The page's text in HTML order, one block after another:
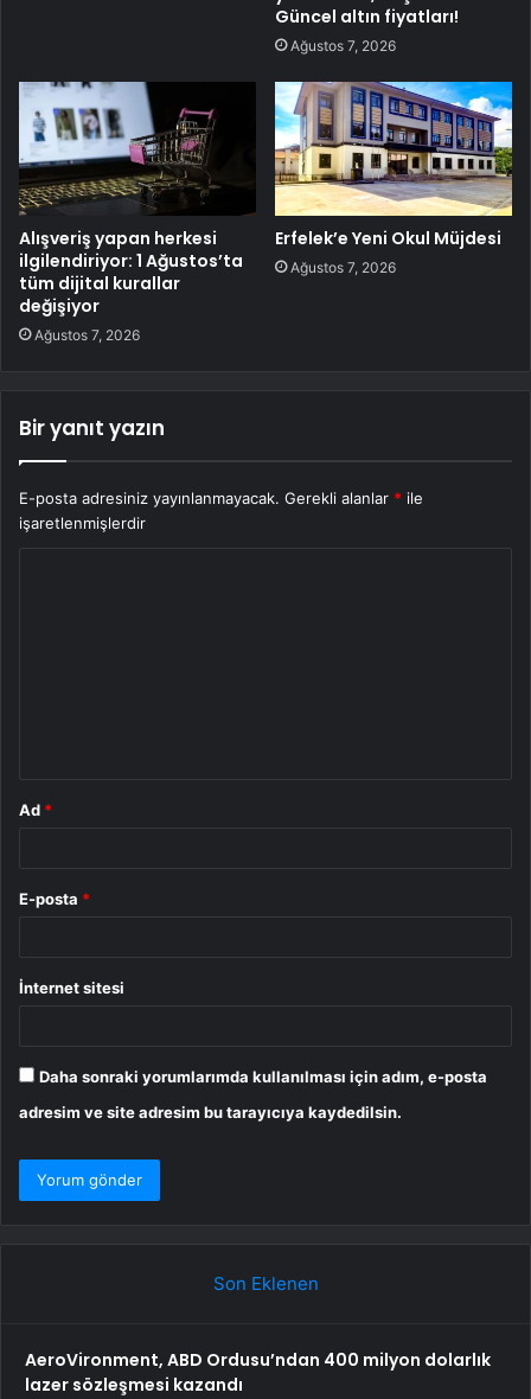
Güncel altın fiyatları!
Ağustos 7, 2026
Alışveriş yapan herkesi
ilgilendiriyor: 1 Ağustos’ta
tüm dijital kurallar
değişiyor
Ağustos 7, 2026
Erfelek’e Yeni Okul Müjdesi
Ağustos 7, 2026
Bir yanıt yazın
E-posta adresiniz yayınlanmayacak. Gerekli alanlar * ile
işaretlenmişlerdir
Ad *
E-posta *
İnternet sitesi
Daha sonraki yorumlarımda kullanılması için adım, e-posta
adresim ve site adresim bu tarayıcıya kaydedilsin.
Son Eklenen
AeroVironment, ABD Ordusu’ndan 400 milyon dolarlık
lazer sözleşmesi kazandı